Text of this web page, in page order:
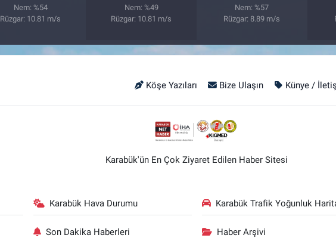
Nem: %54
Rüzgar: 10.81 m/s
Nem: %49
Rüzgar: 10.81 m/s
Nem: %57
Rüzgar: 8.89 m/s
Köşe Yazıları Bize Ulaşın Künye /
Karabük'ün En Çok Ziyaret Edilen Haber Sitesi
Karabük Hava Durumu Karabük Trafik Yoğunluk
Son Dakika Haberleri Haber Arşivi